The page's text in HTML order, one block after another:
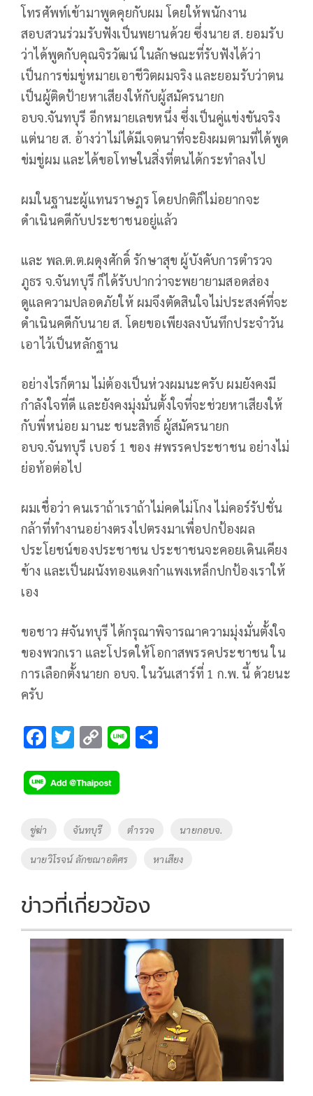
โทรศัพท์เข้ามาพูดคุยกับผม โดยให้พนักงาน
สอบสวนร่วมรับฟังเป็นพยานด้วย ซึ่งนาย ส. ยอมรับ
ว่าได้พูดกับคุณจิรวัฒน์ ในลักษณะที่รับฟังได้ว่า
เป็นการข่มขู่หมายเอาชีวิตผมจริง และยอมรับว่าตน
เป็นผู้ติดป้ายหาเสียงให้กับผู้สมัครนายก
อบจ.จันทบุรี อีกหมายเลขหนึ่ง ซึ่งเป็นคู่แข่งขันจริง
แต่นาย ส. อ้างว่าไม่ได้มีเจตนาที่จะยิงผมตามที่ได้พูด
ข่มขู่ผม และได้ขอโทษในสิ่งที่ตนได้กระทำลงไป
ผมในฐานะผู้แทนราษฎร โดยปกติก็ไม่อยากจะ
ดำเนินคดีกับประชาชนอยู่แล้ว
และ พล.ต.ต.ผดุงศักดิ์ รักษาสุข ผู้บังคับการตำรวจ
ภูธร จ.จันทบุรี ก็ได้รับปากว่าจะพยายามสอดส่อง
ดูแลความปลอดภัยให้ ผมจึงตัดสินใจไม่ประสงค์ที่จะ
ดำเนินคดีกับนาย ส. โดยขอเพียงลงบันทึกประจำวัน
เอาไว้เป็นหลักฐาน
อย่างไรก็ตาม ไม่ต้องเป็นห่วงผมนะครับ ผมยังคงมี
กำลังใจที่ดี และยังคงมุ่งมั่นตั้งใจที่จะช่วยหาเสียงให้
กับพี่หน่อย มานะ ชนะสิทธิ์ ผู้สมัครนายก
อบจ.จันทบุรี เบอร์ 1 ของ #พรรคประชาชน อย่างไม่
ย่อท้อต่อไป
ผมเชื่อว่า คนเราถ้าเราถ้าไม่คดไม่โกง ไม่คอร์รัปชั่น
กล้าที่ทำงานอย่างตรงไปตรงมาเพื่อปกป้องผล
ประโยชน์ของประชาชน ประชาชนจะคอยเดินเคียง
ข้าง และเป็นผนังทองแดงกำแพงเหล็กปกป้องเราให้
เอง
ขอชาว #จันทบุรี ได้กรุณาพิจารณาความมุ่งมั่นตั้งใจ
ของพวกเรา และโปรดให้โอกาสพรรคประชาชน ใน
การเลือกตั้งนายก อบจ. ในวันเสาร์ที่ 1 ก.พ. นี้ ด้วยนะ
ครับ
F
e
b
o
o
k
T
tt
er
C
p
y
Li
n
k
Li
Tags
ขู่ฆ่า จันทบุรี ตำรวจ นายกอบจ.
นายวิโรจน์ ลักขณาอดิศร หาเสียง
ข่าวที่เกี่ยวข้อง